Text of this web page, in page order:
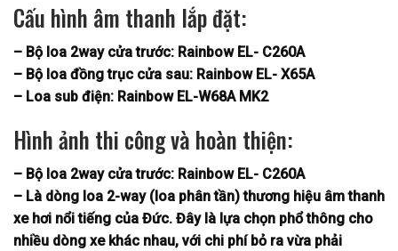
Cấu hình âm thanh lắp đặt:
– Bộ loa 2way cửa trước: Rainbow EL- C260A
– Bộ loa đồng trục cửa sau: Rainbow EL- X65A
– Loa sub điện: Rainbow EL-W68A MK2
Hình ảnh thi công và hoàn thiện:
– Bộ loa 2way cửa trước: Rainbow EL- C260A
– Là dòng loa 2-way (loa phân tần) thương hiệu âm thanh
xe hơi nổi tiếng của Đức. Đây là lựa chọn phổ thông cho
nhiều dòng xe khác nhau, với chi phí bỏ ra vừa phải